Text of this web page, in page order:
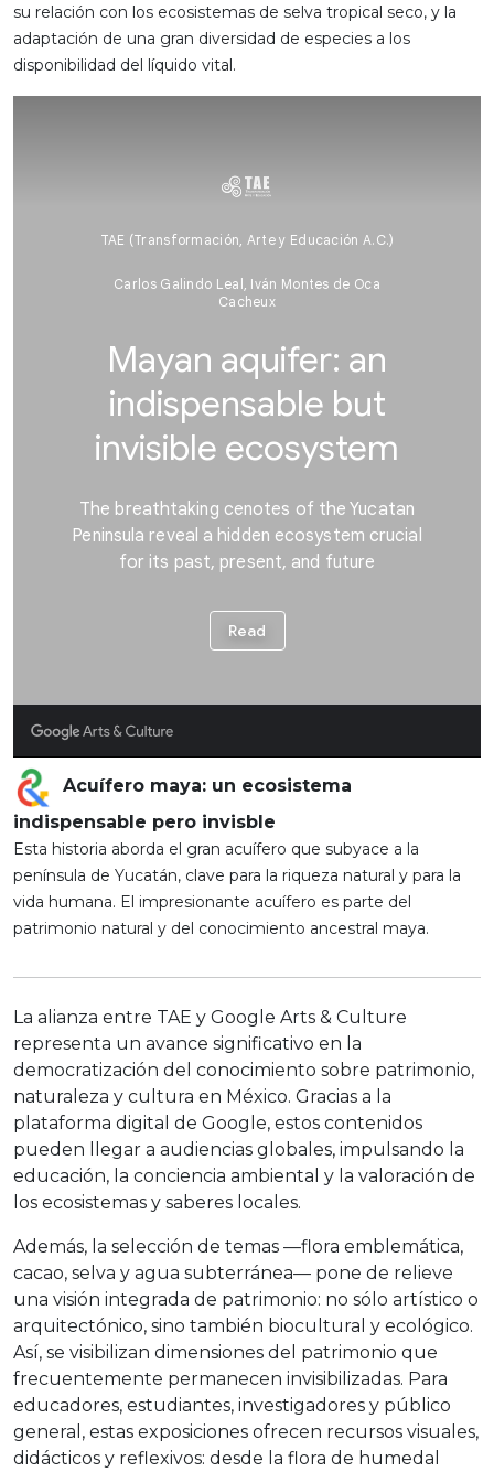
su relación con los ecosistemas de selva tropical seco, y la
adaptación de una gran diversidad de especies a los
disponibilidad del líquido vital.
Acuífero maya: un ecosistema
indispensable pero invisble
Esta historia aborda el gran acuífero que subyace a la
península de Yucatán, clave para la riqueza natural y para la
vida humana. El impresionante acuífero es parte del
patrimonio natural y del conocimiento ancestral maya.
La alianza entre TAE y Google Arts & Culture
representa un avance significativo en la
democratización del conocimiento sobre patrimonio,
naturaleza y cultura en México. Gracias a la
plataforma digital de Google, estos contenidos
pueden llegar a audiencias globales, impulsando la
educación, la conciencia ambiental y la valoración de
los ecosistemas y saberes locales.
Además, la selección de temas —flora emblemática,
cacao, selva y agua subterránea— pone de relieve
una visión integrada de patrimonio: no sólo artístico o
arquitectónico, sino también biocultural y ecológico.
Así, se visibilizan dimensiones del patrimonio que
frecuentemente permanecen invisibilizadas. Para
educadores, estudiantes, investigadores y público
general, estas exposiciones ofrecen recursos visuales,
didácticos y reflexivos: desde la flora de humedal